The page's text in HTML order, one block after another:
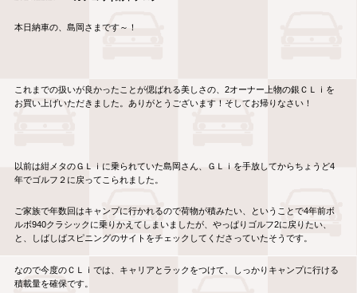
本日納車の、島岡さまです～！
これまでの扱いが良かったことが偲ばれる美しさの、2オーナー上物の銀ＣＬｉを
お買い上げいただきました。ありがとうございます！そしてお帰りなさい！
以前は紺メタのＧＬｉに乗られていた島岡さん、ＧＬｉを手放してからちょうど4
年でゴルフ２に戻ってこられました。
ご家族で年数回はキャンプに行かれるので荷物が積みたい、ということで4年前ボ
ルボ940クラシックに乗りかえてしまいましたが、やっぱりゴルフ2に戻りたい、
と、しばしばスピニングのサイトをチェックしてくださっていたそうです。
なので今度のＣＬｉでは、キャリアとラックをつけて、しっかりキャンプに行ける
積載量を確保です。